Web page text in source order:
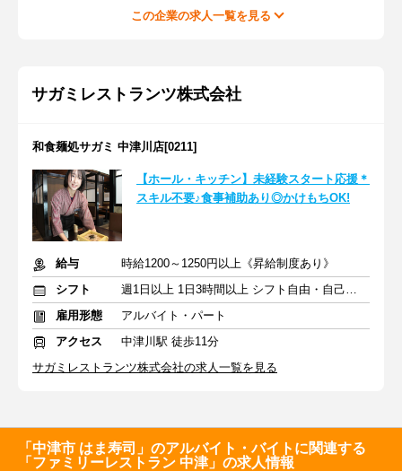
この企業の求人一覧を見る
サガミレストランツ株式会社
和食麺処サガミ 中津川店[0211]
【ホール・キッチン】未経験スタート応援＊
スキル不要♪食事補助あり◎かけもちOK!
給与
時給1200～1250円以上《昇給制度あり》
シフト
週1日以上 1日3時間以上 シフト自由・自己申告
雇用形態
アルバイト・パート
アクセス
中津川駅 徒歩11分
サガミレストランツ株式会社の求人一覧を見る
「中津市 はま寿司」のアルバイト・バイトに関連する
「ファミリーレストラン 中津」の求人情報